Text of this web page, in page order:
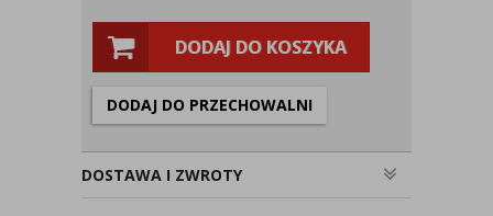
DODAJ DO KOSZYKA
DODAJ DO PRZECHOWALNI
DOSTAWA I ZWROTY